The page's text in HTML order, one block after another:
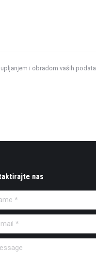
i obradom vaših
nas
*
*